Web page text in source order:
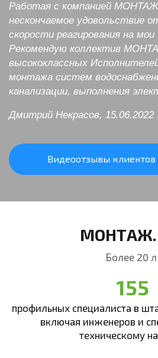
Работая с компанией
нескончаемое удовольствие
скорости реагирования на мои
Рекомендую коллектив
высококлассных
монтажа систем
канализации, выполнения
Дмитрий Некрасов, 15.06.2022
Видеоотзывы
Более 20 лет в
155
профильных специалиста в
включая инженеров и
техническому